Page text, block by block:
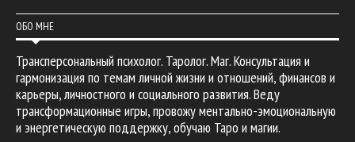
ОБО МНЕ
Трансперсональный психолог. Таролог. Маг. Консультация и
гармонизация по темам личной жизни и отношений, финансов и
карьеры, личностного и социального развития. Веду
трансформационные игры, провожу ментально-эмоциональную
и энергетическую поддержку, обучаю Таро и магии.